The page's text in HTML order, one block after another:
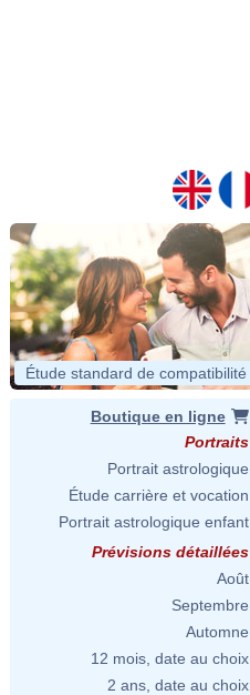
Étude standard de compatibilité
Boutique en ligne
Portraits
Portrait astrologique
Étude carrière et vocation
Portrait astrologique enfant
Prévisions détaillées
Août
Septembre
Automne
12 mois, date au choix
2 ans, date au choix